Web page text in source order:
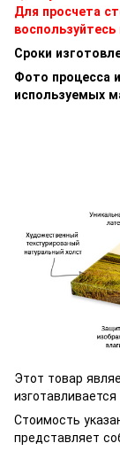
Для просчета
Сроки
Фото процесса
используемых
Этот товар
Стоимость
представляет